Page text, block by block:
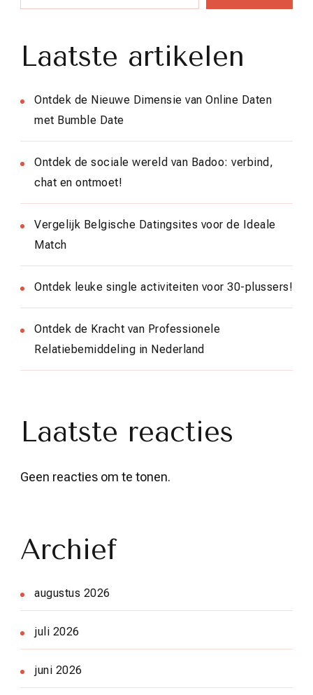
Laatste artikelen
Ontdek de Nieuwe Dimensie van Online Daten
met Bumble Date
Ontdek de sociale wereld van Badoo: verbind,
chat en ontmoet!
Vergelijk Belgische Datingsites voor de Ideale
Match
Ontdek leuke single activiteiten voor 30-plussers!
Ontdek de Kracht van Professionele
Relatiebemiddeling in Nederland
Laatste reacties
Geen reacties om te tonen.
Archief
augustus 2026
juli 2026
juni 2026